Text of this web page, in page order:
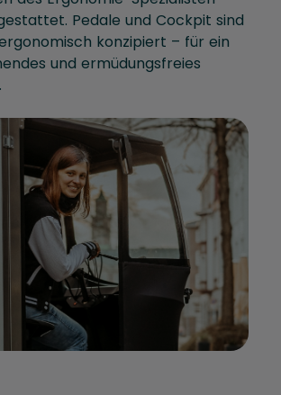
Pedale und Cockpit sind
konzipiert – für ein
und ermüdungsfreies